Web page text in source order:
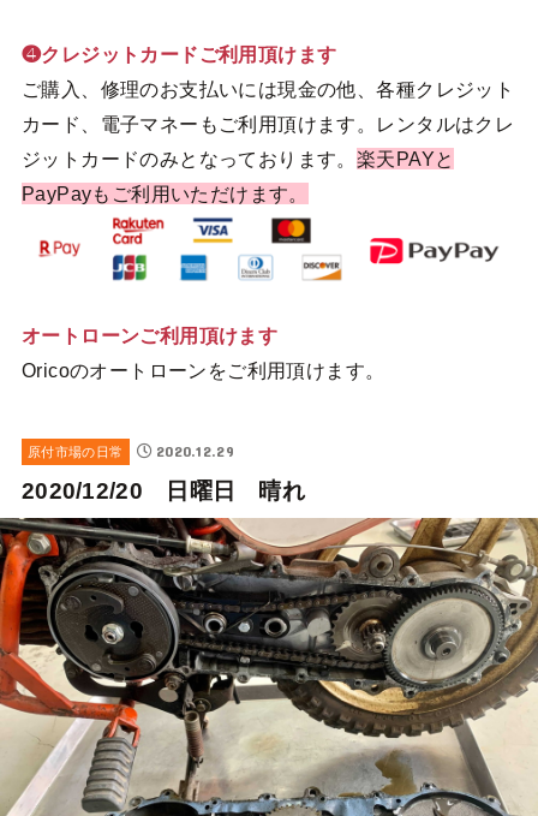
❹クレジットカードご利用頂けます
ご購入、修理のお支払いには現金の他、各種クレジット
カード、電子マネーもご利用頂けます。レンタルはクレ
ジットカードのみとなっております。 楽天PAYと
PayPayもご利用いただけます。
オートローンご利用頂けます
Oricoのオートローンをご利用頂けます。
原付市場の日常 2020.12.29
2020/12/20 日曜日 晴れ